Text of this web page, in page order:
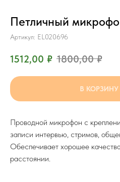
Петличный
Артикул: EL020696
1512,00 ₽ 1800,00 ₽
В КОРЗИНУ
Проводной микрофон с
записи интервью, стримов,
Обеспечивает хорошее
расстоянии.